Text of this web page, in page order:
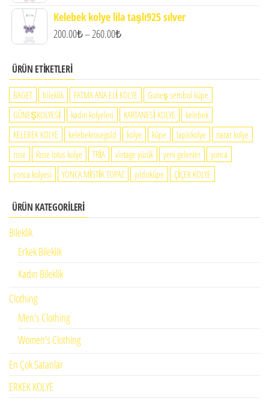
400.00₺
200.00₺
Kelebek kolye lila taşlı925 sılver
200.00₺–260.00₺Fiyat
-
260.00₺
ÜRÜN ETIKETLERI
BAGET bileklik FATMA ANA ELİ KOLYE
Guneş sembol küpe
GÜNEŞKOLYESİ
kadın kolyeleri KARTANESİ KOLYE
kelebek
KELEBEK KOLYE
kelebekrosegold kolye küpe lapiskolye
nazar kolye
rose
Rose lotus kolye TRİA vintage yüzük yeni gelenler
yonca
yonca kolyesi
YONCA MİSTİK TOPAZ yıldızküpe ÇİÇEK KOLYE
ÜRÜN KATEGORILERI
Bileklik
Erkek Bileklik
Kadın Bileklik
Clothing
Men's Clothing
Women's Clothing
En Çok Satanlar
ERKEK KOLYE